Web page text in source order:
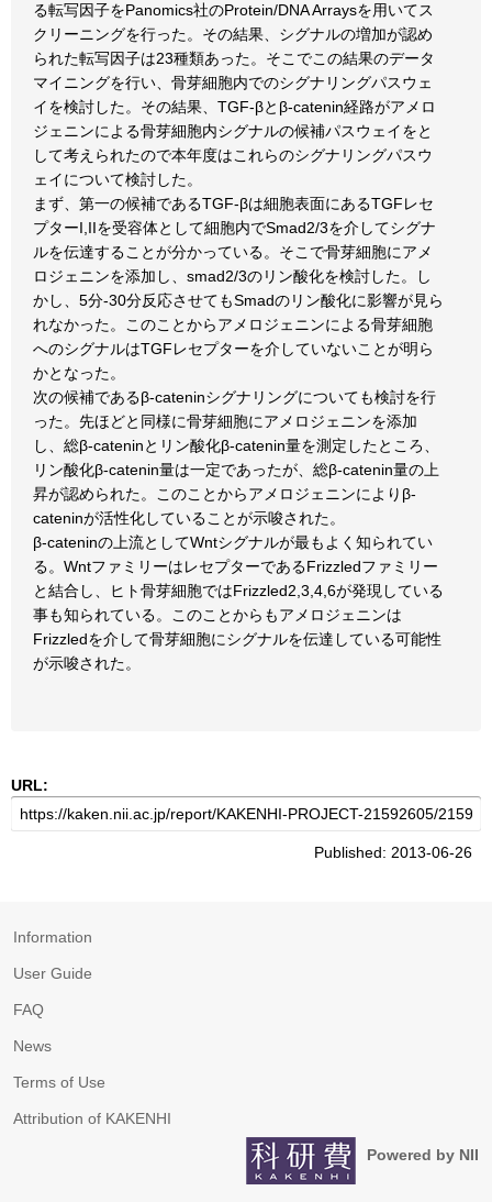
る転写因子をPanomics社のProtein/DNA Arraysを用いてス
クリーニングを行った。その結果、シグナルの増加が認め
られた転写因子は23種類あった。そこでこの結果のデータ
マイニングを行い、骨芽細胞内でのシグナリングパスウェ
イを検討した。その結果、TGF-βとβ-catenin経路がアメロ
ジェニンによる骨芽細胞内シグナルの候補パスウェイをと
して考えられたので本年度はこれらのシグナリングパスウ
ェイについて検討した。
まず、第一の候補であるTGF-βは細胞表面にあるTGFレセ
プターI,IIを受容体として細胞内でSmad2/3を介してシグナ
ルを伝達することが分かっている。そこで骨芽細胞にアメ
ロジェニンを添加し、smad2/3のリン酸化を検討した。し
かし、5分-30分反応させてもSmadのリン酸化に影響が見ら
れなかった。このことからアメロジェニンによる骨芽細胞
へのシグナルはTGFレセプターを介していないことが明ら
かとなった。
次の候補であるβ-cateninシグナリングについても検討を行
った。先ほどと同様に骨芽細胞にアメロジェニンを添加
し、総β-cateninとリン酸化β-catenin量を測定したところ、
リン酸化β-catenin量は一定であったが、総β-catenin量の上
昇が認められた。このことからアメロジェニンによりβ-
cateninが活性化していることが示唆された。
β-cateninの上流としてWntシグナルが最もよく知られてい
る。WntファミリーはレセプターであるFrizzledファミリー
と結合し、ヒト骨芽細胞ではFrizzled2,3,4,6が発現している
事も知られている。このことからもアメロジェニンは
Frizzledを介して骨芽細胞にシグナルを伝達している可能性
が示唆された。
URL:
Published: 2013-06-26
Information
User Guide
FAQ
News
Terms of Use
Attribution of KAKENHI
Powered by NII